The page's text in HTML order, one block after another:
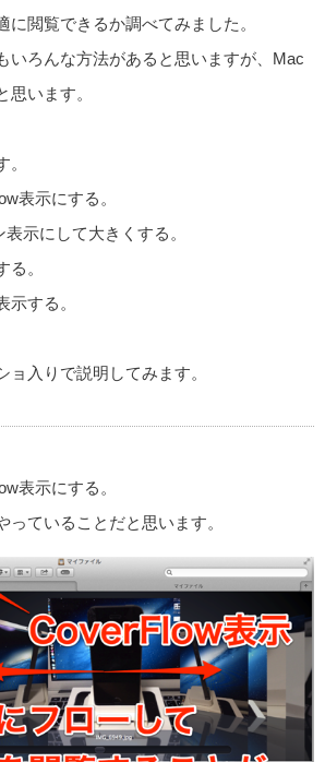
に閲覧できるか調べてみました。
いろんな方法があると思いますが、Mac
思います。
表示にする。
示にして大きくする。
る。
示する。
ョ入りで説明してみます。
表示にする。
っていることだと思います。